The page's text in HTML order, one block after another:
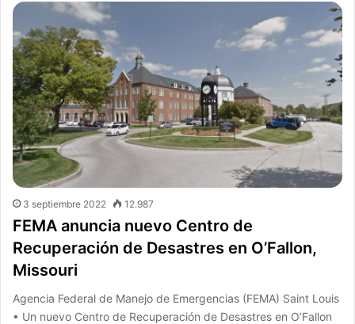
3 septiembre 2022 12.987
FEMA anuncia nuevo Centro de
Recuperación de Desastres en O’Fallon,
Missouri
Agencia Federal de Manejo de Emergencias (FEMA) Saint Louis
• Un nuevo Centro de Recuperación de Desastres en O’Fallon